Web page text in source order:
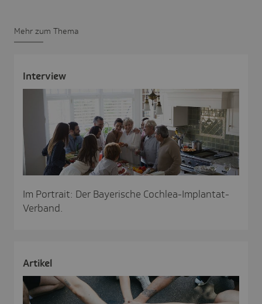
Mehr zum Thema
Inter­view
Im Portrait: Der Bayerische Cochlea-Implantat-
Verband.
Artikel